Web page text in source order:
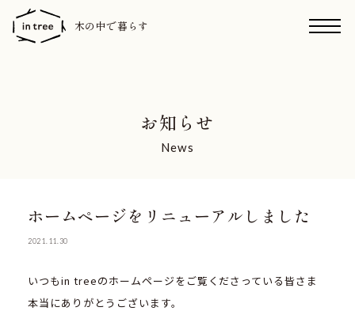
木の中で暮らす
お知らせ
News
ホームページをリニューアルしました
2021.11.30
いつもin treeのホームページをご覧くださっている皆さま
本当にありがとうございます。